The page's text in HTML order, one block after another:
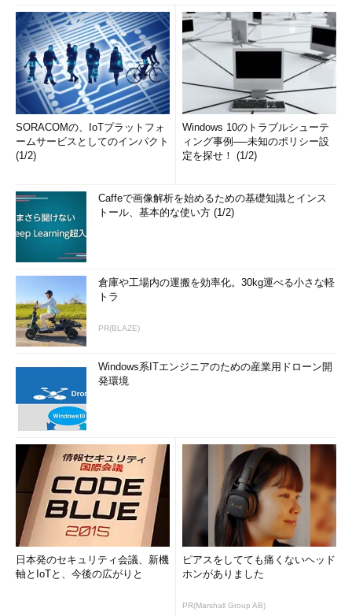
SORACOMの、IoTプラットフォ
ームサービスとしてのインパクト
(1/2)
Windows 10のトラブルシューテ
ィング事例──未知のポリシー設
定を探せ！ (1/2)
Caffeで画像解析を始めるための基礎知識とインス
トール、基本的な使い方 (1/2)
倉庫や工場内の運搬を効率化。30kg運べる小さな軽
トラ
PR(BLAZE)
Windows系ITエンジニアのための産業用ドローン開
発環境
日本発のセキュリティ会議、新機
軸とIoTと、今後の広がりと
ピアスをしてても痛くないヘッド
ホンがありました
PR(Marshall Group AB)